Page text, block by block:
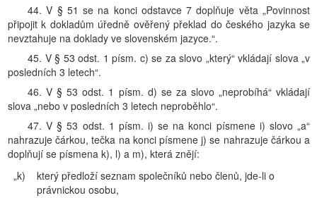
44. V § 51 se na konci odstavce 7 doplňuje věta „Povinnost
připojit k dokladům úředně ověřený překlad do českého jazyka se
nevztahuje na doklady ve slovenském jazyce.“.
45. V § 53 odst. 1 písm. c) se za slovo „který“ vkládají slova „v
posledních 3 letech“.
46. V § 53 odst. 1 písm. d) se za slovo „neprobíhá“ vkládají
slova „nebo v posledních 3 letech neproběhlo“.
47. V § 53 odst. 1 písm. i) se na konci písmene i) slovo „a“
nahrazuje čárkou, tečka na konci písmene j) se nahrazuje čárkou a
doplňují se písmena k), l) a m), která znějí:
„k)
který předloží seznam společníků nebo členů, jde-li o
právnickou osobu,